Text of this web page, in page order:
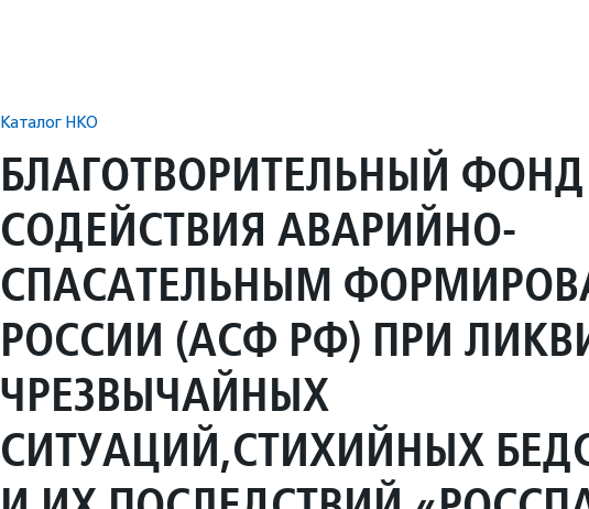
Каталог НКО
БЛАГОТВОРИТЕЛЬНЫЙ ФОНД
СОДЕЙСТВИЯ АВАРИЙНО-
СПАСАТЕЛЬНЫМ
РОССИИ (АСФ РФ) ПРИ
ЧРЕЗВЫЧАЙНЫХ
СИТУАЦИЙ,СТИХИЙНЫХ